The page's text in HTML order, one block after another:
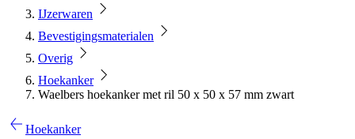
IJzerwaren
Bevestigingsmaterialen
Overig
Hoekanker
Waelbers hoekanker met ril 50 x 50 x 57 mm zwart
Hoekanker